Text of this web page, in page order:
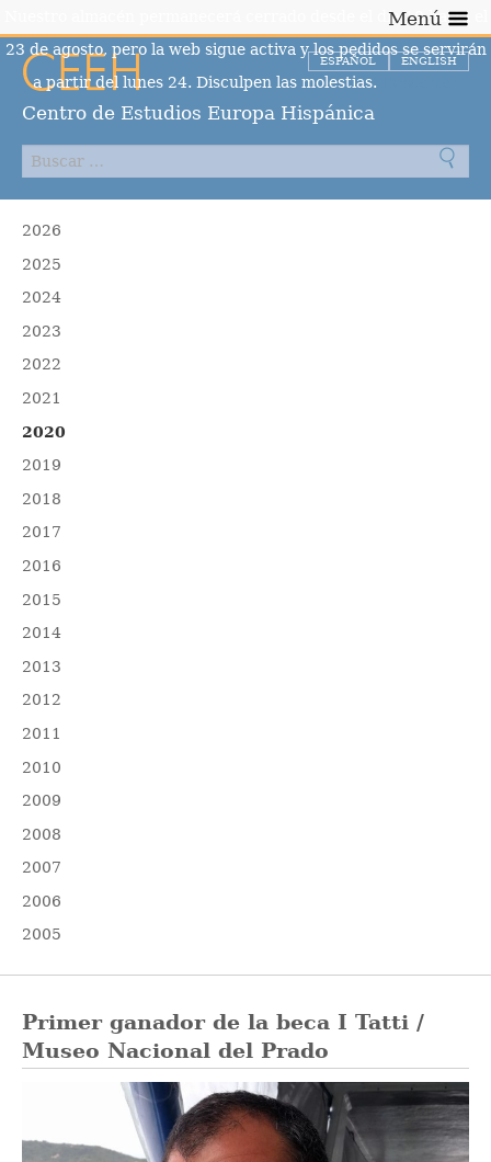
Centro de Estudios Europa Hispánica
ESPAÑOL ENGLISH
Menú
2026
2025
2024
2023
2022
2021
2020
2019
2018
2017
2016
2015
2014
2013
2012
2011
2010
2009
2008
2007
2006
2005
Primer ganador de la beca I Tatti /
Museo Nacional del Prado
Nuestro almacén permanecerá cerrado desde el día 10 hasta el
23 de agosto, pero la web sigue activa y los pedidos se servirán
a partir del lunes 24. Disculpen las molestias.